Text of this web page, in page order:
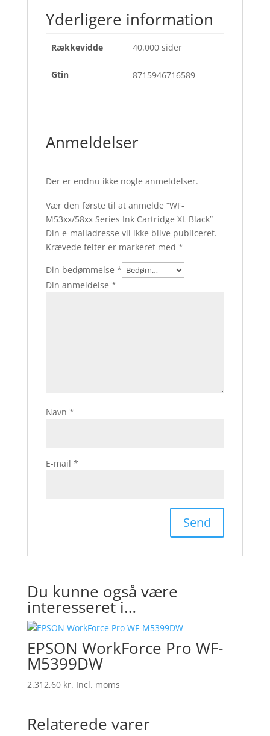
Yderligere information
Rækkevidde 40.000 sider
Gtin 8715946716589
Anmeldelser
Der er endnu ikke nogle anmeldelser.
Vær den første til at anmelde “WF-
M53xx/58xx Series Ink Cartridge XL Black”
Din e-mailadresse vil ikke blive publiceret.
Krævede felter er markeret med *
Din bedømmelse *
Din anmeldelse *
Navn *
E-mail *
Du kunne også være
interesseret i…
EPSON WorkForce Pro WF-
M5399DW
2.312,60 kr. Incl. moms
Relaterede varer